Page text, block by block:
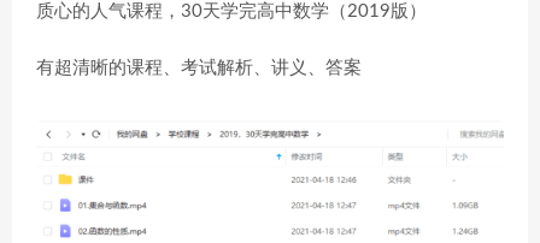
质心的人气课程，30天学完高中数学（2019版）
有超清晰的课程、考试解析、讲义、答案